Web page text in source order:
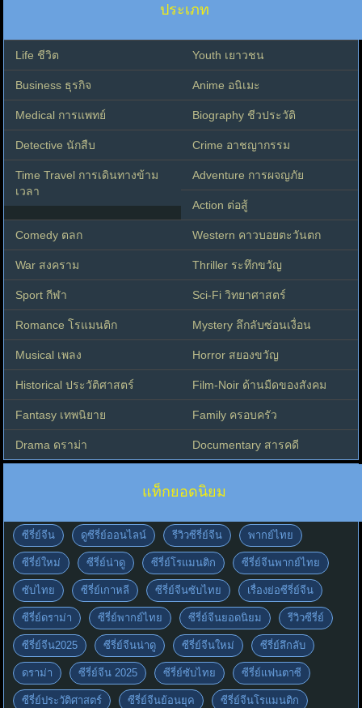
ประเภท
Life ชีวิต Youth เยาวชน
Business ธุรกิจ Anime อนิเมะ
Medical การแพทย์ Biography ชีวประวัติ
Detective นักสืบ Crime อาชญากรรม
Time Travel การเดินทางข้าม
เวลา
Adventure การผจญภัย
Action ต่อสู้
Comedy ตลก Western คาวบอยตะวันตก
War สงคราม Thriller ระทึกขวัญ
Sport กีฬา Sci-Fi วิทยาศาสตร์
Romance โรแมนติก Mystery ลึกลับซ่อนเงื่อน
Musical เพลง Horror สยองขวัญ
Historical ประวัติศาสตร์ Film-Noir ด้านมืดของสังคม
Fantasy เทพนิยาย Family ครอบครัว
Drama ดราม่า Documentary สารคดี
แท็กยอดนิยม
ซีรี่ย์จีน ดูซีรี่ย์ออนไลน์ รีวิวซีรี่ย์จีน พากย์ไทย
ซีรี่ย์ใหม่ ซีรี่ย์น่าดู ซีรี่ย์โรแมนติก ซีรี่ย์จีนพากย์ไทย
ซับไทย ซีรี่ย์เกาหลี ซีรี่ย์จีนซับไทย เรื่องย่อซีรี่ย์จีน
ซีรี่ย์ดราม่า ซีรี่ย์พากย์ไทย ซีรี่ย์จีนยอดนิยม รีวิวซีรี่ย์
ซีรี่ย์จีน2025 ซีรี่ย์จีนน่าดู ซีรี่ย์จีนใหม่ ซีรี่ย์ลึกลับ
ดราม่า ซีรี่ย์จีน 2025 ซีรี่ย์ซับไทย ซีรี่ย์แฟนตาซี
ซีรี่ย์ประวัติศาสตร์ ซีรี่ย์จีนย้อนยุค ซีรี่ย์จีนโรแมนติก